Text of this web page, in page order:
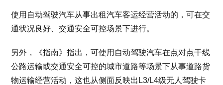
使用自动驾驶汽车从事出租汽车客运经营活动的，可在交
通状况良好、交通安全可控场景下进行。
另外，《指南》指出，可使用自动驾驶汽车在点对点干线
公路运输或交通安全可控的城市道路等场景下从事道路货
物运输经营活动，这也从侧面反映出L3/L4级无人驾驶卡